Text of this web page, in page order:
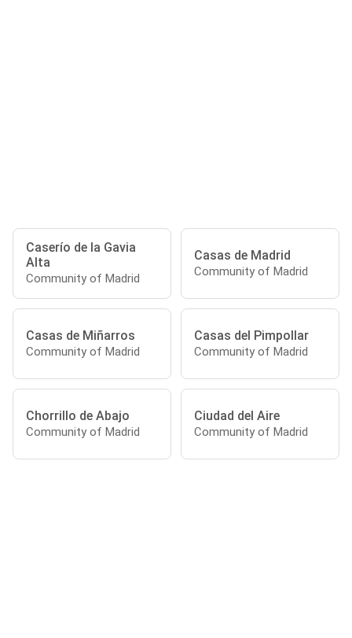
Caserío de la Gavia
Alta
Community of Madrid
Casas de Madrid
Community of Madrid
Casas de Miñarros
Community of Madrid
Casas del Pimpollar
Community of Madrid
Chorrillo de Abajo
Community of Madrid
Ciudad del Aire
Community of Madrid